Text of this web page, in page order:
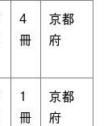
４
冊
京都
府
１
冊
京都
府